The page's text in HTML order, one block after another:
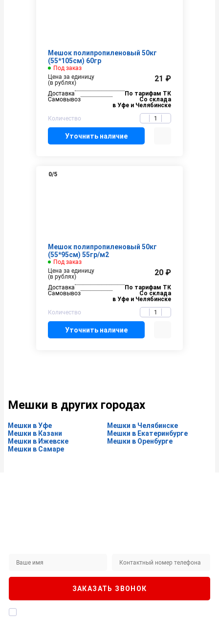
Мешок полипропиленовый 50кг
(55*105см) 60гр
Под заказ
Цена за единицу
(в рублях)
21 ₽
Доставка
По тарифам ТК
Самовывоз
Со склада
в Уфе и Челябинске
Количество
Уточнить наличие
0/5
Мешок полипропиленовый 50кг
(55*95см) 55гр/м2
Под заказ
Цена за единицу
(в рублях)
20 ₽
Доставка
По тарифам ТК
Самовывоз
Со склада
в Уфе и Челябинске
Количество
Уточнить наличие
Мешки в других городах
Мешки в Уфе
Мешки в Челябинске
Мешки в Казани
Мешки в Екатеринбурге
Мешки в Ижевске
Мешки в Оренбурге
Мешки в Самаре
ЗАКАЗАТЬ ЗВОНОК